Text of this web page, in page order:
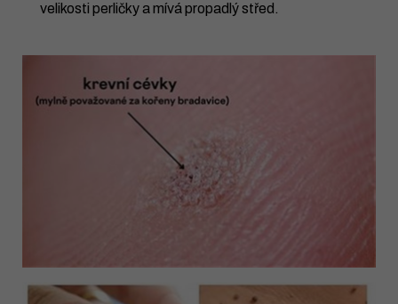
velikosti perličky a mívá propadlý střed.